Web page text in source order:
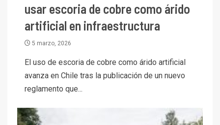
usar escoria de cobre como árido
artificial en infraestructura
5 marzo, 2026
El uso de escoria de cobre como árido artificial
avanza en Chile tras la publicación de un nuevo
reglamento que...
3
crecimiento regional: Banco
Central reporta resultados